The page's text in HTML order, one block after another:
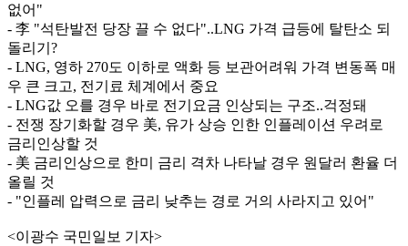
없어"
- 李 "석탄발전 당장 끌 수 없다"..LNG 가격 급등에 탈탄소 되
돌리기?
- LNG, 영하 270도 이하로 액화 등 보관어려워 가격 변동폭 매
우 큰 크고, 전기료 체계에서 중요
- LNG값 오를 경우 바로 전기요금 인상되는 구조..걱정돼
- 전쟁 장기화할 경우 美, 유가 상승 인한 인플레이션 우려로
금리인상할 것
- 美 금리인상으로 한미 금리 격차 나타날 경우 원달러 환율 더
올릴 것
- "인플레 압력으로 금리 낮추는 경로 거의 사라지고 있어"
<이광수 국민일보 기자>